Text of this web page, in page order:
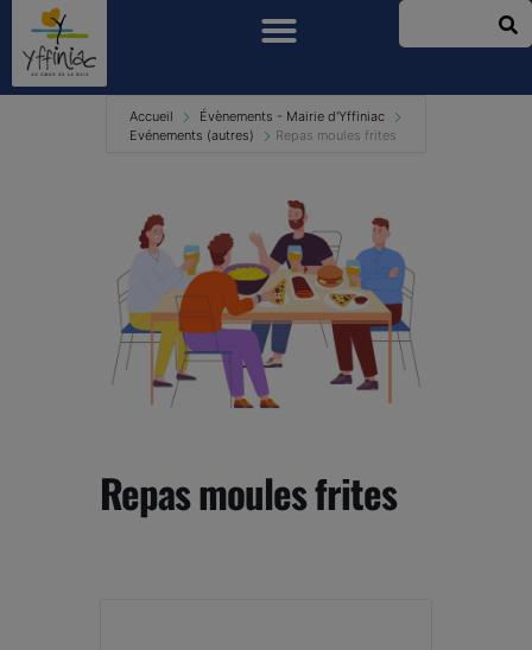
Accueil
Évènements - Mairie d'Yffiniac
Evénements (autres)
Repas moules frites
Repas moules frites